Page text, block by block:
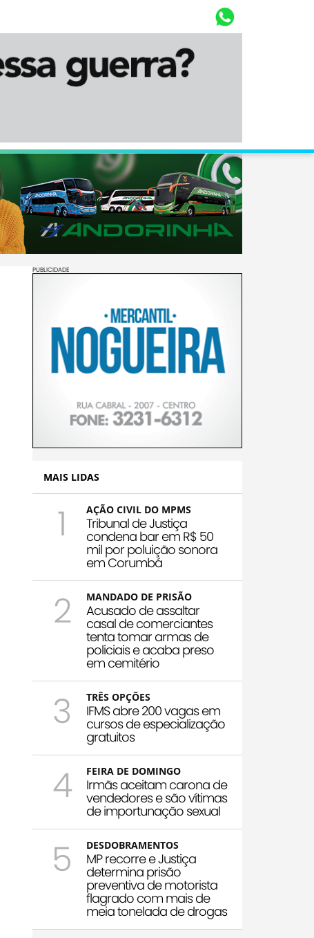
Diário Corumbaense
PUBLICIDADE
MAIS LIDAS
1 AÇÃO CIVIL DO MPMS
Tribunal de Justiça
condena bar em R$ 50
mil por poluição sonora
em Corumbá
2 MANDADO DE PRISÃO
Acusado de assaltar
casal de comerciantes
tenta tomar armas de
policiais e acaba preso
em cemitério
3 TRÊS OPÇÕES
IFMS abre 200 vagas em
cursos de especialização
gratuitos
4 FEIRA DE DOMINGO
Irmãs aceitam carona de
vendedores e são vítimas
de importunação sexual
5 DESDOBRAMENTOS
MP recorre e Justiça
determina prisão
preventiva de motorista
flagrado com mais de
meia tonelada de drogas